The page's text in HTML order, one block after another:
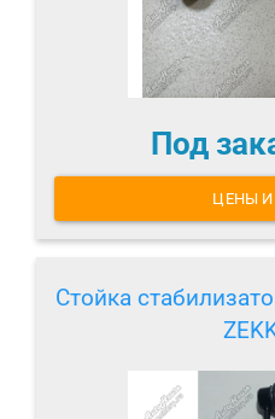
Под
ЦЕНЫ И
Стойка